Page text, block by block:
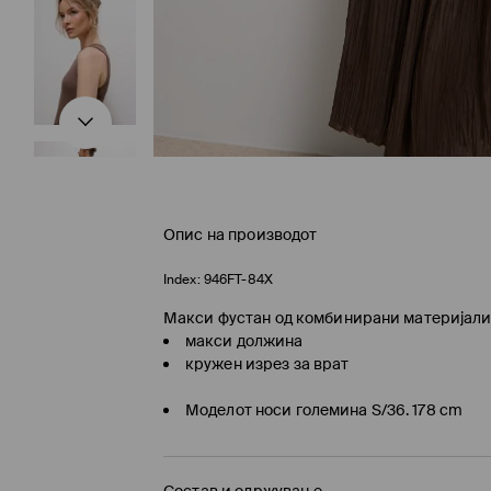
Опис на производот
Index: 946FT-84X
Макси фустан од комбинирани
макси должина
кружен изрез за врат
Моделот носи големина S/36. 178 cm